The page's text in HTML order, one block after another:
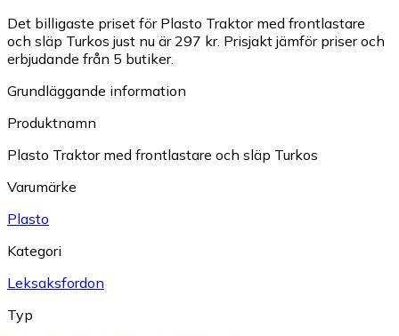
Det billigaste priset för Plasto Traktor med frontlastare
och släp Turkos just nu är 297 kr. Prisjakt jämför priser och
erbjudande från 5 butiker.
Grundläggande information
Produktnamn
Plasto Traktor med frontlastare och släp Turkos
Varumärke
Plasto
Kategori
Leksaksfordon
Typ